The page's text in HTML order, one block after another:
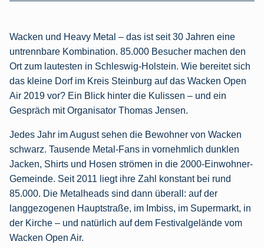
Wacken und Heavy Metal – das ist seit 30 Jahren eine
untrennbare Kombination. 85.000 Besucher machen den
Ort zum lautesten in Schleswig-Holstein. Wie bereitet sich
das kleine Dorf im Kreis Steinburg auf das Wacken Open
Air 2019 vor? Ein Blick hinter die Kulissen – und ein
Gespräch mit Organisator Thomas Jensen.
Jedes Jahr im August sehen die Bewohner von Wacken
schwarz. Tausende Metal-Fans in vornehmlich dunklen
Jacken, Shirts und Hosen strömen in die 2000-Einwohner-
Gemeinde. Seit 2011 liegt ihre Zahl konstant bei rund
85.000. Die Metalheads sind dann überall: auf der
langgezogenen Hauptstraße, im Imbiss, im Supermarkt, in
der Kirche – und natürlich auf dem Festivalgelände vom
Wacken Open Air.